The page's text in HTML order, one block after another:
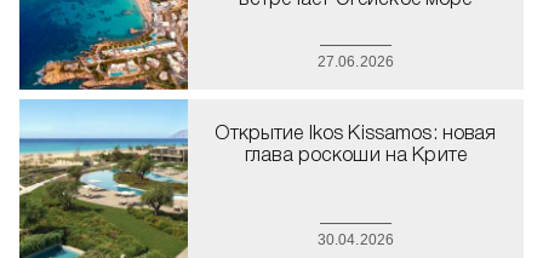
27.06.2026
Открытие Ikos Kissamos: новая
глава роскоши на Крите
30.04.2026